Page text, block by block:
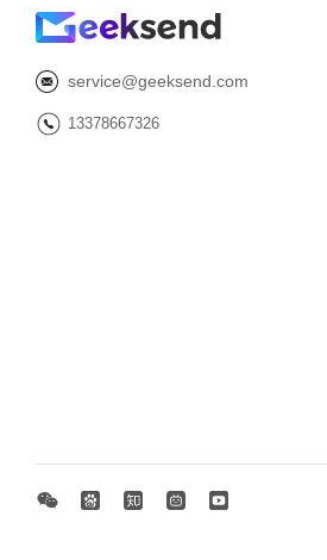
service@geeksend.com
13378667326